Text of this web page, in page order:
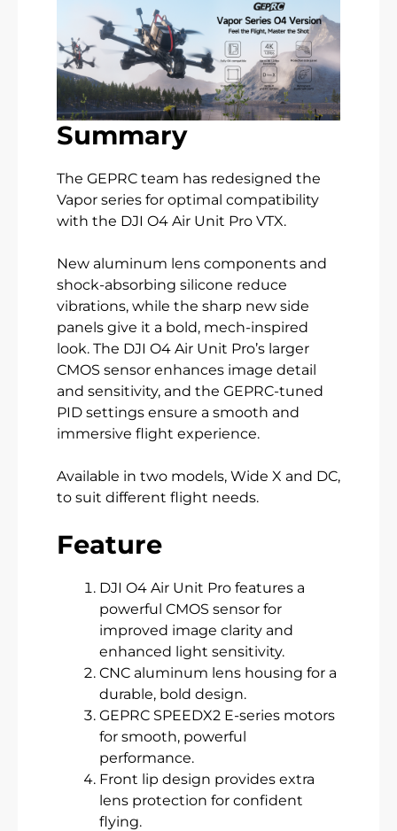
Summary
The GEPRC team has redesigned the
Vapor series for optimal compatibility
with the DJI O4 Air Unit Pro VTX.
New aluminum lens components and
shock-absorbing silicone reduce
vibrations, while the sharp new side
panels give it a bold, mech-inspired
look. The DJI O4 Air Unit Pro’s larger
CMOS sensor enhances image detail
and sensitivity, and the GEPRC-tuned
PID settings ensure a smooth and
immersive flight experience.
Available in two models, Wide X and DC,
to suit different flight needs.
Feature
DJI O4 Air Unit Pro features a
powerful CMOS sensor for
improved image clarity and
enhanced light sensitivity.
CNC aluminum lens housing for a
durable, bold design.
GEPRC SPEEDX2 E-series motors
for smooth, powerful
performance.
Front lip design provides extra
lens protection for confident
flying.